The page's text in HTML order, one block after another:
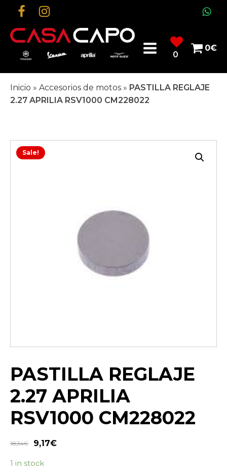
0
0€
Inicio » Accesorios de motos » PASTILLA REGLAJE
2.27 APRILIA RSV1000 CM228022
Sale!
PASTILLA REGLAJE
2.27 APRILIA
RSV1000 CM228022
18,34€ 9,17€
1 in stock